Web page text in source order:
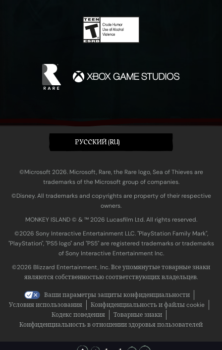
PУССКИЙ (RU)
©Microsoft 2026. Microsoft, Rare, the Rare logo, Sea of Thieves are
trademarks of the Microsoft group of companies.
©Disney. All trademarks and copyrights are property of their respective
owners.
MONKEY ISLAND © & ™ 20‍26 Lucasfilm Ltd. All rights reserved.
©2026 Sony Interactive Entertainment LLC. "PlayStation Family Mark",
"PlayStation", "PS5 logo" and "PS5" are registered trademarks or trademarks
of Sony Interactive Entertainment Inc.
©2026 Blizzard Entertainment, Inc. Все упомянутые товарные знаки
являются собственностью соответствующих владельцев.
Ваши параметры защиты конфиденциальности
Условия использования
Конфиденциальность и файлы cookie
Кодекс поведения
Товарные знаки
Конфиденциальность в отношении здоровья пользователей